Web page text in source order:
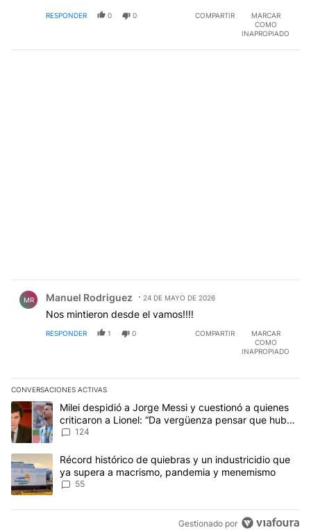
la vuelta, tenían razón, nadie sabía que había un
continente en el camino que les salvó la vida a los
RESPONDER 0 0 COMPARTIR
MARCAR
COMO
INAPROPIADO
MR Manuel Rodriguez 24 DE MAYO DE 2026
Nos mintieron desde el vamos!!!!
RESPONDER 1 0 COMPARTIR
MARCAR
COMO
INAPROPIADO
CONVERSACIONES ACTIVAS
Este listado muestra los artículos con más comentarios en los
Un artículo de tendencia con el título "Milei despidió a Jorge
Milei despidió a Jorge Messi y cuestionó a quienes
criticaron a Lionel: “Da vergüenza pensar que hubo
anti-Messi”
124
Un artículo de tendencia con el título "Récord histórico de
Récord histórico de quiebras y un industricidio que
ya supera a macrismo, pandemia y menemismo
55
Gestionado por